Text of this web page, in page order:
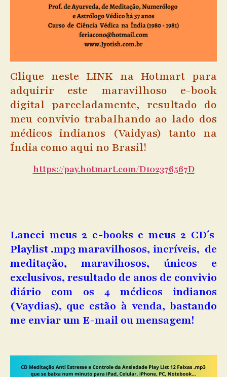
Clique neste LINK na Hotmart para
adquirir este maravilhoso e-book
digital parceladamente, resultado do
meu convivio trabalhando ao lado dos
médicos indianos (Vaidyas) tanto na
Índia como aqui no Brasil!
https://pay.hotmart.com/D102376567D
Lancei meus 2 e-books e meus 2 CD´s
Playlist .mp3 maravilhosos, incríveis, de
meditação, maravihosos, únicos e
exclusivos, resultado de anos de convivio
diário com os 4 médicos indianos
(Vaydias), que estão à venda, bastando
me enviar um E-mail ou mensagem!